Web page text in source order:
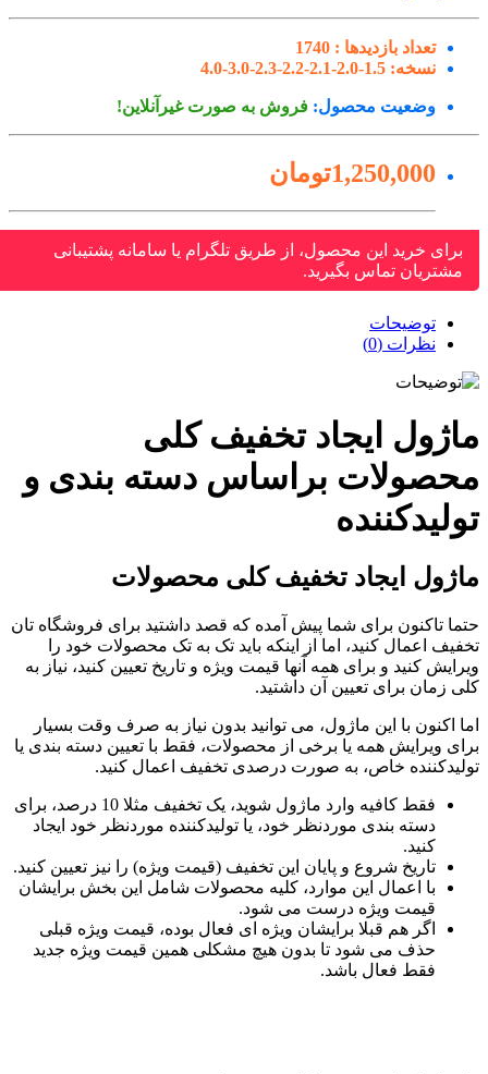
تعداد بازدیدها : 1740
نسخه: 1.5-2.0-2.1-2.2-2.3-3.0-4.0
وضعیت محصول:فروش به صورت غیرآنلاین!
1,250,000تومان
برای خرید این محصول، از طریق تلگرام یا سامانه پشتیبانی
مشتریان تماس بگیرید.
توضیحات
نظرات (0)
ایجاد تخفیف کلی
براساس دسته بندی و
ایجاد تخفیف کلی محصولات
تاکنون برای شما پیش آمده که قصد داشتید برای فروشگاه تان
اعمال کنید، اما از اینکه باید تک به تک محصولات خود را
کنید و برای همه آنها قیمت ویژه و تاریخ تعیین کنید، نیاز به
زمان برای تعیین آن داشتید.
اکنون با این ماژول، می توانید بدون نیاز به صرف وقت بسیار
ویرایش همه یا برخی از محصولات، فقط با تعیین دسته بندی یا
خاص، به صورت درصدی تخفیف اعمال کنید.
فقط کافیه وارد ماژول شوید، یک تخفیف مثلا 10 درصد، برای
دسته بندی موردنظر خود، یا تولیدکننده موردنظر خود ایجاد
کنید.
تاریخ شروع و پایان این تخفیف (قیمت ویژه) را نیز تعیین کنید.
با اعمال این موارد، کلیه محصولات شامل این بخش برایشان
قیمت ویژه درست می شود.
اگر هم قبلا برایشان ویژه ای فعال بوده، قیمت ویژه قبلی
حذف می شود تا بدون هیچ مشکلی همین قیمت ویژه جدید
فقط فعال باشد.